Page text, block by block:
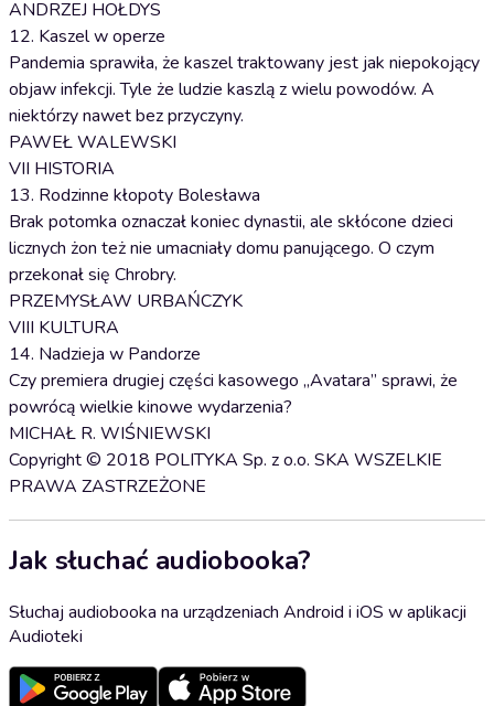
ANDRZEJ HOŁDYS
12. Kaszel w operze
Pandemia sprawiła, że kaszel traktowany jest jak niepokojący
objaw infekcji. Tyle że ludzie kaszlą z wielu powodów. A
niektórzy nawet bez przyczyny.
PAWEŁ WALEWSKI
VII HISTORIA
13. Rodzinne kłopoty Bolesława
Brak potomka oznaczał koniec dynastii, ale skłócone dzieci
licznych żon też nie umacniały domu panującego. O czym
przekonał się Chrobry.
PRZEMYSŁAW URBAŃCZYK
VIII KULTURA
14. Nadzieja w Pandorze
Czy premiera drugiej części kasowego „Avatara” sprawi, że
powrócą wielkie kinowe wydarzenia?
MICHAŁ R. WIŚNIEWSKI
Copyright © 2018 POLITYKA Sp. z o.o. SKA WSZELKIE
PRAWA ZASTRZEŻONE
Jak słuchać audiobooka?
Słuchaj audiobooka na urządzeniach Android i iOS w aplikacji
Audioteki